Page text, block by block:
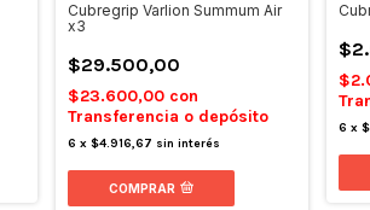
Cubregrip Varlion Summum Air
x3
$29.500,00
$23.600,00 con
Transferencia o depósito
6 x$4.916,67 sin interés
COMPRAR
6 x